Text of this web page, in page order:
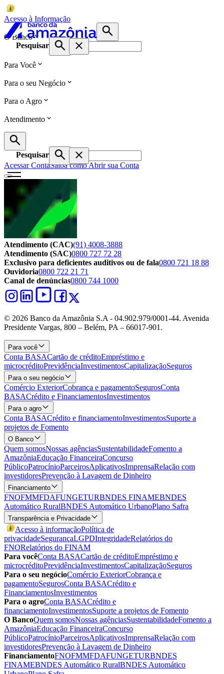
Acesso à Informação
O Banco
Pesquisar
Para Você
Para o seu Negócio
Para o Agro
Atendimento
Pesquisar
Acessar ContaSaiba como Abrir sua Conta
Atendimento (CAC)(91) 4008-3888
Atendimento (SAC)0800 727 72 28
Exclusivo para deficientes auditivos ou de fala0800 721 18 88
Ouvidoria0800 722 21 71
Canal de denúncias0800 744 1000
© 2026 Banco da Amazônia S.A - 04.902.979/0001‐44. Avenida
Presidente Vargas, 800 – Belém, PA – 66017-901.
Para você
Conta BASACartão de créditoEmpréstimo e
microcréditoPrevidênciaInvestimentosCapitalizaçãoSeguros
Para o seu negócio
Comércio ExteriorCobrança e pagamentoSegurosConta
BASACrédito e FinanciamentosInvestimentos
Para o agro
Conta BASACrédito e financiamentoInvestimentosSuporte a
projetos de Fomento
O Banco
Quem somosNossas agênciasSustentabilidadeFomento a
AmazôniaEducação FinanceiraConcurso
PúblicoPatrocínioParceirosAplicativosImprensaRelação com
investidoresPrevenção à Lavagem de Dinheiro
Financiamento
FNOFMMFDAFUNGETURBNDES FINAMEBNDES
Automático RuralBNDES Automático UrbanoPlano Safra
Transparência e Privacidade
Acesso à informaçãoPolítica de
privacidadeSegurançaLGPDIntegridadeRelatórios do
FNORelatórios do FINAM
Para vocêConta BASACartão de créditoEmpréstimo e
microcréditoPrevidênciaInvestimentosCapitalizaçãoSeguros
Para o seu negócioComércio ExteriorCobrança e
pagamentoSegurosConta BASACrédito e
FinanciamentosInvestimentos
Para o agroConta BASACrédito e
financiamentoInvestimentosSuporte a projetos de Fomento
O BancoQuem somosNossas agênciasSustentabilidadeFomento a
AmazôniaEducação FinanceiraConcurso
PúblicoPatrocínioParceirosAplicativosImprensaRelação com
investidoresPrevenção à Lavagem de Dinheiro
FinanciamentoFNOFMMFDAFUNGETURBNDES
FINAMEBNDES Automático RuralBNDES Automático